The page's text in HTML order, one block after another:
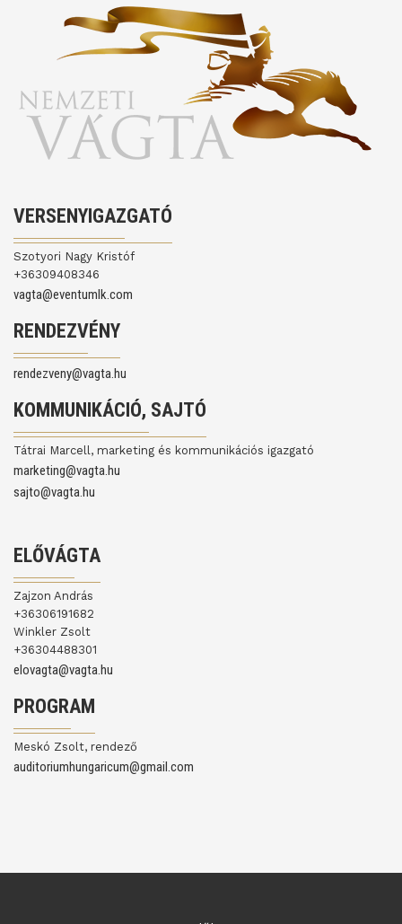
VERSENYIGAZGATÓ
Szotyori Nagy Kristóf
+36309408346
vagta@eventumlk.com
RENDEZVÉNY
rendezveny@vagta.hu
KOMMUNIKÁCIÓ, SAJTÓ
Tátrai Marcell, marketing és kommunikációs igazgató
marketing@vagta.hu
sajto@vagta.hu
ELŐVÁGTA
Zajzon András
+36306191682
Winkler Zsolt
+36304488301
elovagta@vagta.hu
PROGRAM
Meskó Zsolt, rendező
auditoriumhungaricum@gmail.com